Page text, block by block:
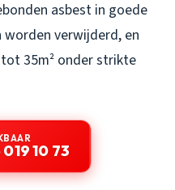
asbest in goede
verwijderd, en
35m² onder strikte
10 73